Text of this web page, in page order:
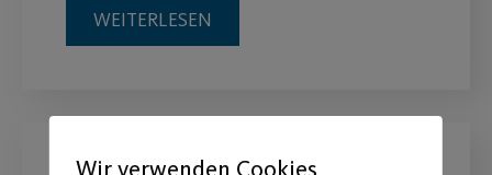
WEITERLESEN
Wir verwenden Cookies